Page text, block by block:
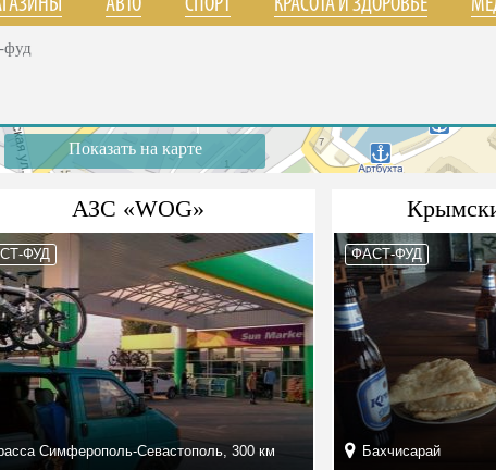
АВТО СПОРТ КРАСОТА И ЗДОРОВЬЕ
фуд
Показать на карте
АЗС «WOG»
ФУД
Симферополь-Севастополь, 300 км
ФАСТ-ФУД
Бахчисарай